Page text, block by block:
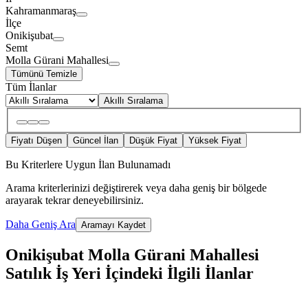
Kahramanmaraş
İlçe
Onikişubat
Semt
Molla Gürani Mahallesi
Tümünü Temizle
Tüm İlanlar
Akıllı Sıralama
Fiyatı Düşen Güncel İlan Düşük Fiyat Yüksek Fiyat
Bu Kriterlere Uygun İlan Bulunamadı
Arama kriterlerinizi değiştirerek veya daha geniş bir bölgede
arayarak tekrar deneyebilirsiniz.
Daha Geniş Ara Aramayı Kaydet
Onikişubat Molla Gürani Mahallesi
Satılık İş Yeri İçindeki İlgili İlanlar